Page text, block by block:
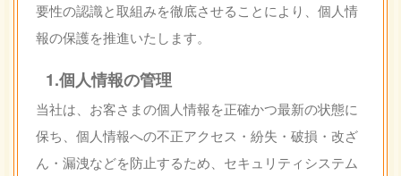
要性の認識と取組みを徹底させることにより、個人情
報の保護を推進いたします。
1.個人情報の管理
当社は、お客さまの個人情報を正確かつ最新の状態に
保ち、個人情報への不正アクセス・紛失・破損・改ざ
ん・漏洩などを防止するため、セキュリティシステム